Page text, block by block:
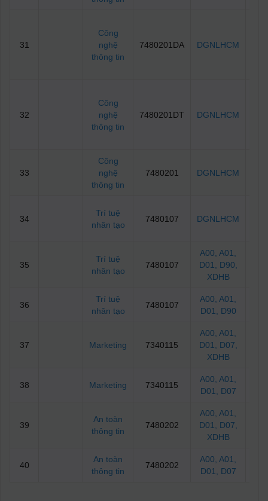
31
Công
nghệ
thông tin
7480201DA DGNLHCM
32
Công
nghệ
thông tin
7480201DT DGNLHCM
33
Công
nghệ
thông tin
7480201 DGNLHCM
34
Trí tuệ
nhân tạo
7480107 DGNLHCM
35
Trí tuệ
nhân tạo
7480107
A00 , A01
D01
, D90
XDHB
36
Trí tuệ
nhân tạo
7480107
A00 , A01
D01
, D90
37 Marketing 7340115
A00 , A01
D01
, D07
XDHB
38 Marketing 7340115
A00 , A01
D01
, D07
39
An toàn
thông tin
7480202
A00 , A01
D01
, D07
XDHB
40
An toàn
thông tin
7480202
A00 , A01
D01
, D07